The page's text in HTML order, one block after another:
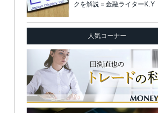
クを解説＝金融ライターK.Y
人気コーナー